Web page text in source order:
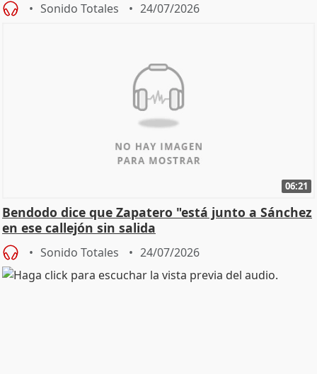
Sonido Totales 24/07/2026
06:21
Bendodo dice que Zapatero "está junto a Sánchez
en ese callejón sin salida
Sonido Totales 24/07/2026